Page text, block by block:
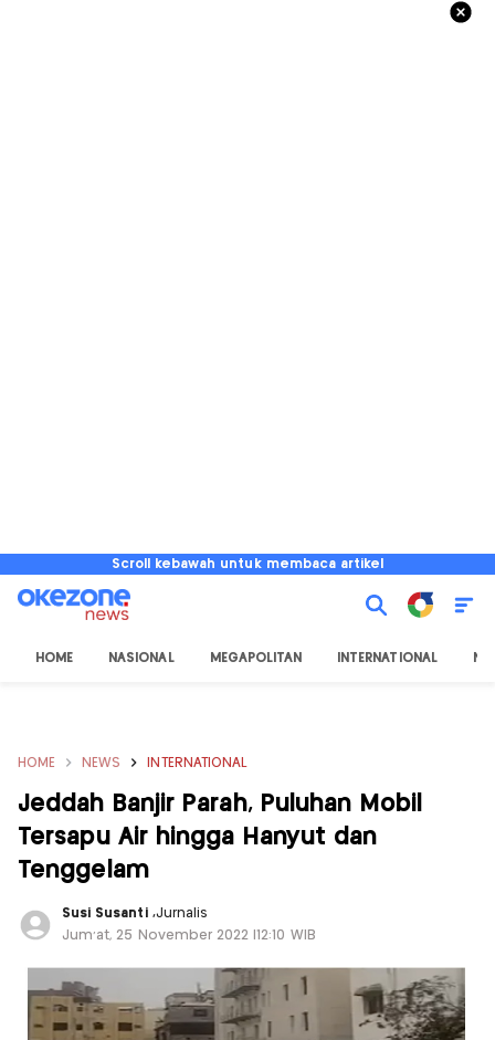
Scroll kebawah untuk membaca artikel
HOME NASIONAL MEGAPOLITAN INTERNATIONAL
HOME NEWS INTERNATIONAL
Jeddah Banjir Parah, Puluhan Mobil
Tersapu Air hingga Hanyut dan
Tenggelam
Susi Susanti ,Jurnalis
Jum'at, 25 November 2022 |12:10 WIB